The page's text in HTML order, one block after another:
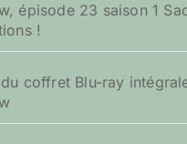
épisode 23 saison 1
!
coffret Blu-ray